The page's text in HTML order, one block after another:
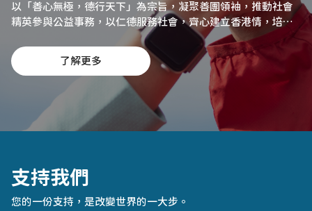
以「善心無極，德行天下」為宗旨，凝聚善團領袖，推動社會
精英參與公益事務，以仁德服務社會，齊心建立香港情，培育
了解更多
支持我們
您的一份支持，是改變世界的一大步。